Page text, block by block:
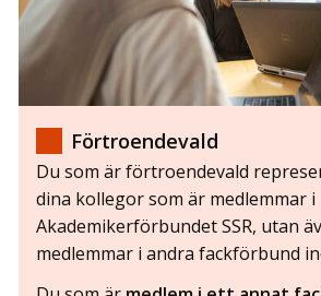
Förtroendevald
Du som är förtroendevald
dina kollegor som är medlemmar i
Akademikerförbundet SSR, utan
medlemmar i andra fackförbund